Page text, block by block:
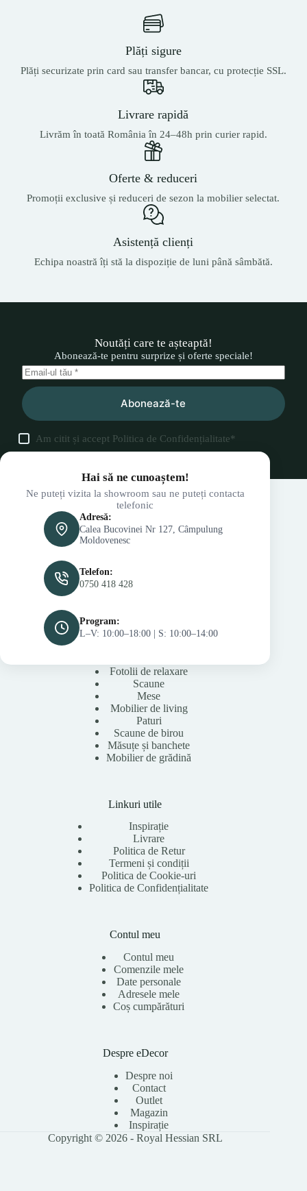
Plăți sigure
Plăți securizate prin card sau transfer bancar, cu protecție SSL.
Livrare rapidă
Livrăm în toată România în 24–48h prin curier rapid.
Oferte & reduceri
Promoții exclusive și reduceri de sezon la mobilier selectat.
Asistență clienți
Echipa noastră îți stă la dispoziție de luni până sâmbătă.
Noutăți care te așteaptă!
Abonează-te pentru surprize și oferte speciale!
Abonează-te
Am citit și accept Politica de Confidențialitate*
Hai să ne cunoaștem!
Ne puteți vizita la showroom sau ne puteți contacta
telefonic
Adresă:
Calea Bucovinei Nr 127, Câmpulung
Moldovenesc
Telefon:
0750 418 428
Program:
L–V: 10:00–18:00 | S: 10:00–14:00
Fotolii de relaxare
Scaune
Mese
Mobilier de living
Paturi
Scaune de birou
Măsuțe și banchete
Mobilier de grădină
Linkuri utile
Inspirație
Livrare
Politica de Retur
Termeni și condiții
Politica de Cookie-uri
Politica de Confidențialitate
Contul meu
Contul meu
Comenzile mele
Date personale
Adresele mele
Coș cumpărături
Despre eDecor
Despre noi
Contact
Outlet
Magazin
Inspirație
Copyright © 2026 - Royal Hessian SRL